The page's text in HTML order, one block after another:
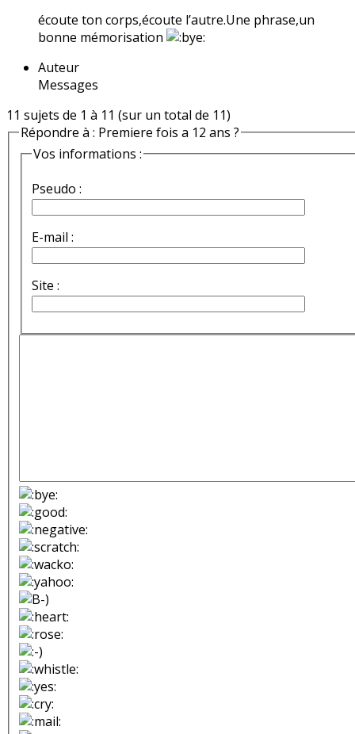
écoute ton corps,écoute l’autre.Une phrase,un
bonne mémorisation
Auteur
Messages
11 sujets de 1 à 11 (sur un total de 11)
Répondre à : Premiere fois a 12 ans ?
Vos informations :
Pseudo :
E-mail :
Site :